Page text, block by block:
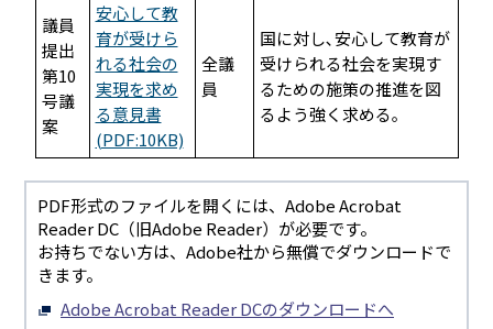
議員
提出
第10
号議
案
安心して教
育が受けら
れる社会の
実現を求め
る意見書
(PDF:10KB)
全議
員
国に対し､安心して教育が
受けられる社会を実現す
るための施策の推進を図
るよう強く求める｡
PDF形式のファイルを開くには、Adobe Acrobat
Reader DC（旧Adobe Reader）が必要です。
お持ちでない方は、Adobe社から無償でダウンロードで
きます。
Adobe Acrobat Reader DCのダウンロードへ